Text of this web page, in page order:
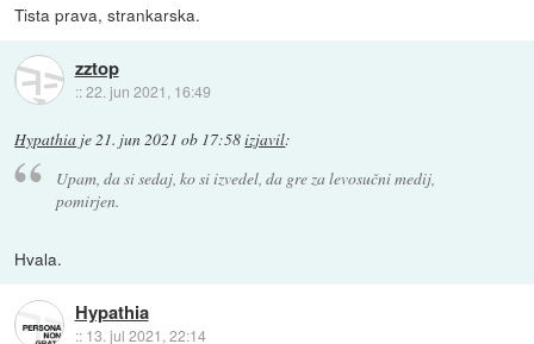
Tista prava, strankarska.
zztop
::22. jun 2021, 16:49
Hypathia je 21. jun 2021 ob 17:58izjavil:
Upam, da si sedaj, ko si izvedel, da gre za levosučni medij,
pomirjen.
Hvala.
Hypathia
:: 13. jul 2021, 22:14